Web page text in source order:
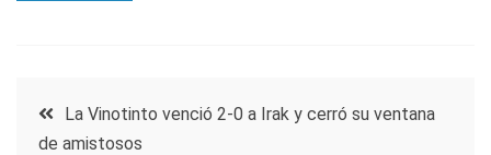
Navegación
La Vinotinto venció 2-0 a Irak y cerró su ventana
de amistosos